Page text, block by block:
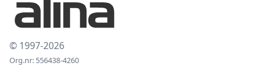
© 1997-2026
Org.nr: 556438-4260